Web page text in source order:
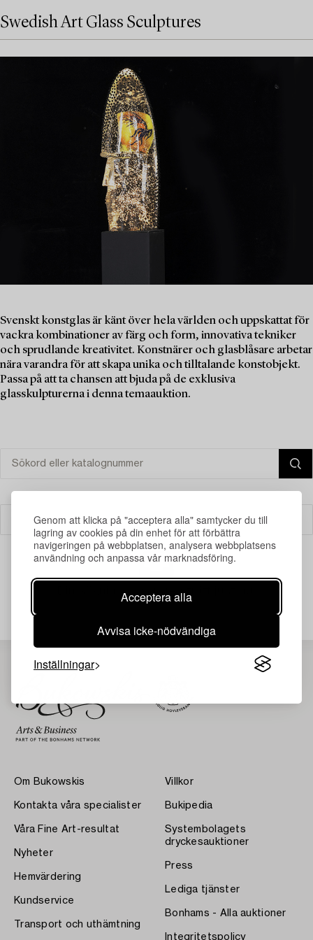
Genom att klicka på "acceptera alla" samtycker du till
lagring av cookies på din enhet för att förbättra
navigeringen på webbplatsen, analysera webbplatsens
användning och anpassa vår marknadsföring.
Acceptera alla
Avvisa icke-nödvändiga
Inställningar
Swedish Art Glass Sculptures
Svenskt konstglas är känt över hela världen och uppskattat för
vackra kombinationer av färg och form, innovativa tekniker
och sprudlande kreativitet. Konstnärer och glasblåsare arbetar
nära varandra för att skapa unika och tilltalande konstobjekt.
Passa på att ta chansen att bjuda på de exklusiva
glasskulpturerna i denna temaauktion.
Filter
Din sökning gav ingen träff just nu.
Om Bukowskis
Kontakta våra specialister
Våra Fine Art-resultat
Nyheter
Hemvärdering
Kundservice
Transport och uthämtning
Villkor
Bukipedia
Systembolagets
dryckesauktioner
Press
Lediga tjänster
Bonhams - Alla auktioner
Integritetspolicy